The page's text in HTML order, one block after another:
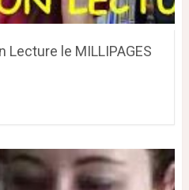
Lecture le MILLIPAGES